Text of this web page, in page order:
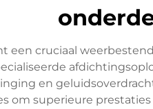
een cruciaal
en
om superieure